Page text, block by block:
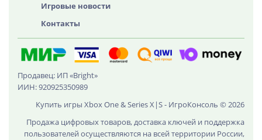
Игровые новости
Контакты
Продавец: ИП «Bright»
ИИН: 920925350989
Купить игры Xbox One & Series X|S - ИгроКонсоль © 2026
Продажа цифровых товаров, доставка ключей и поддержка
пользователей осуществляются на всей территории России,